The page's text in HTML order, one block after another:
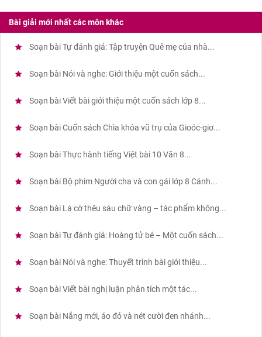
Bài giải mới nhất các môn khác
Soạn bài Tự đánh giá: Tập truyện Quê mẹ của nhà...
Soạn bài Nói và nghe: Giới thiệu một cuốn sách...
Soạn bài Viết bài giới thiệu một cuốn sách lớp 8...
Soạn bài Cuốn sách Chìa khóa vũ trụ của Gioóc-giơ...
Soạn bài Thực hành tiếng Việt bài 10 Văn 8...
Soạn bài Bộ phim Người cha và con gái lớp 8 Cánh...
Soạn bài Lá cờ thêu sáu chữ vàng – tác phẩm không...
Soạn bài Tự đánh giá: Hoàng tử bé – Một cuốn sách...
Soạn bài Nói và nghe: Thuyết trình bài giới thiệu...
Soạn bài Viết bài nghị luận phân tích một tác...
Soạn bài Nắng mới, áo đỏ và nét cười đen nhánh...